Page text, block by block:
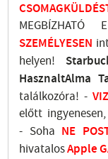
SZEMÉLYESEN
helyen!
HasznaltAlma
találkozóra! -
előtt
- Soha NE
hivatalosApple